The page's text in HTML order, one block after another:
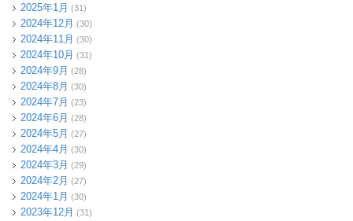
2025年1月 (31)
2024年12月 (30)
2024年11月 (30)
2024年10月 (31)
2024年9月 (28)
2024年8月 (30)
2024年7月 (23)
2024年6月 (28)
2024年5月 (27)
2024年4月 (30)
2024年3月 (29)
2024年2月 (27)
2024年1月 (30)
2023年12月 (31)